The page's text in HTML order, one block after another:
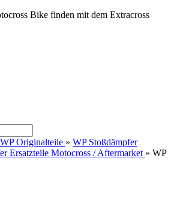
WP Originalteile » WP Stoßdämpfer
Ersatzteile Motocross / Aftermarket » WP